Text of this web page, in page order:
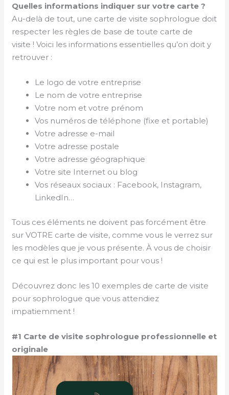
Quelles informations indiquer sur votre carte ?
Au-delà de tout, une carte de visite sophrologue doit
respecter les règles de base de toute carte de
visite ! Voici les informations essentielles qu’on doit y
retrouver :
Le logo de votre entreprise
Le nom de votre entreprise
Votre nom et votre prénom
Vos numéros de téléphone (fixe et portable)
Votre adresse e-mail
Votre adresse postale
Votre adresse géographique
Votre site Internet ou blog
Vos réseaux sociaux : Facebook, Instagram,
LinkedIn…
Tous ces éléments ne doivent pas forcément être
sur VOTRE carte de visite, comme vous le verrez sur
les modèles que je vous présente. À vous de choisir
ce qui est le plus important pour vous !
Découvrez donc les 10 exemples de carte de visite
pour sophrologue que vous attendiez
impatiemment !
#1 Carte de visite sophrologue professionnelle et
originale